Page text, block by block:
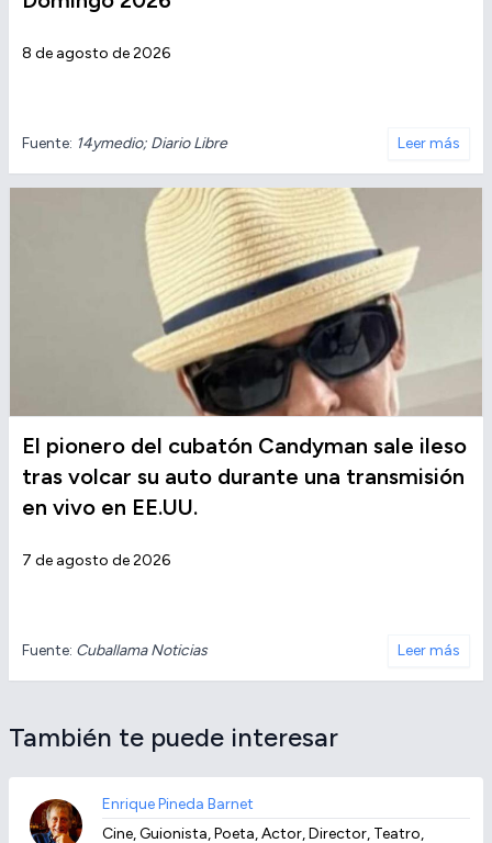
8 de agosto de 2026
Fuente: 14ymedio; Diario Libre Leer más
El pionero del cubatón Candyman sale ileso
tras volcar su auto durante una transmisión
en vivo en EE.UU.
7 de agosto de 2026
Fuente: Cuballama Noticias Leer más
También te puede interesar
Enrique Pineda Barnet
Cine, Guionista, Poeta, Actor, Director, Teatro,